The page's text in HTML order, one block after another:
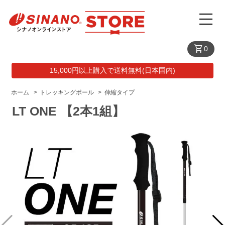
shopping_cart0
15,000円以上購入で送料無料(日本国内)
ホーム > トレッキングポール > 伸縮タイプ
LT ONE 【2本1組】